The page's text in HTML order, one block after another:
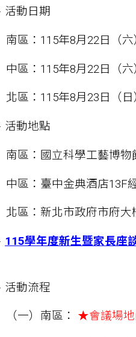
活動日期
南區：115年8月22日（
中區：115年8月22日（
北區：115年8月23日（
活動地點
南區：國立科學工藝博物
中區：臺中金典酒店13F
北區：新北市政府市府大
115學年度新生暨家長座
活動流程
（一）南區： ★會議場地